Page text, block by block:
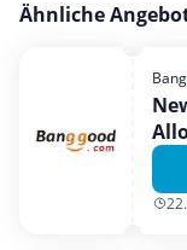
Ähnliche